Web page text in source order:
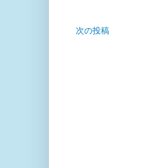
次の投稿